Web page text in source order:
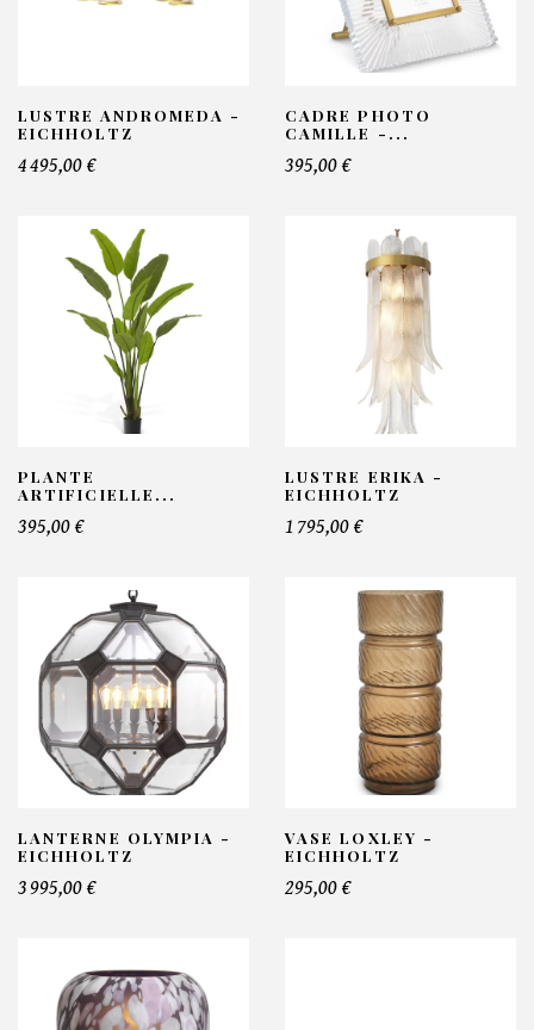
LUSTRE ANDROMEDA -
EICHHOLTZ
4 495,00 €
CADRE PHOTO
CAMILLE -...
395,00 €
PLANTE
ARTIFICIELLE...
395,00 €
LUSTRE ERIKA -
EICHHOLTZ
1 795,00 €
LANTERNE OLYMPIA -
EICHHOLTZ
3 995,00 €
VASE LOXLEY -
EICHHOLTZ
295,00 €